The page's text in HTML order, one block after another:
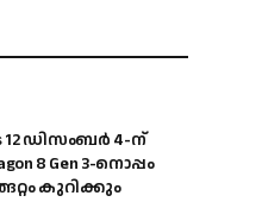
12 ഡിസംബർ 4-ന്
8 Gen 3-നൊപ്പം
കുറിക്കും